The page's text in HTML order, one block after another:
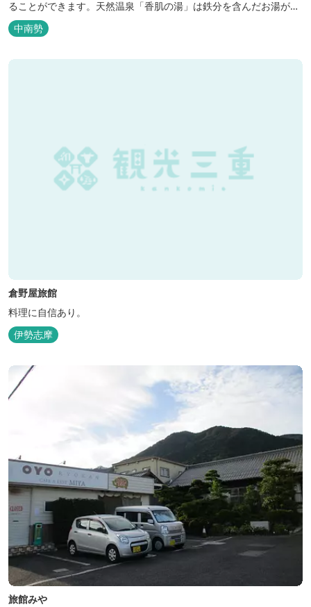
ることができます。天然温泉「香肌の湯」は鉄分を含んだお湯が特
徴。 松阪の観光情報は、松阪観光インフォメーションサイト ワク
ワク松阪 へ。
中南勢
倉野屋旅館
料理に自信あり。
伊勢志摩
旅館みや